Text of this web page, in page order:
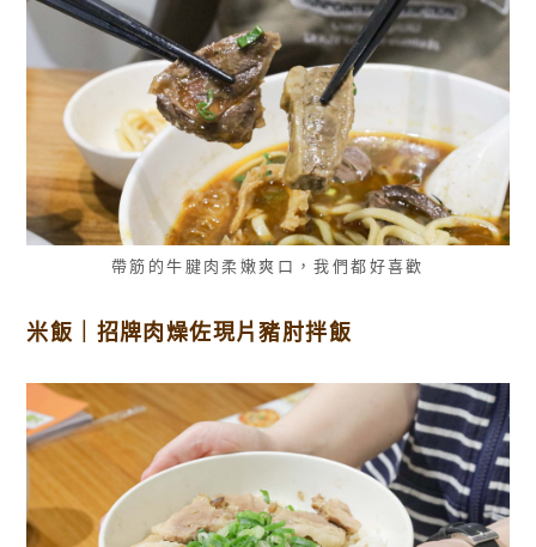
帶筋的牛腱肉柔嫩爽口，我們都好喜歡
米飯｜招牌肉燥佐現片豬肘拌飯